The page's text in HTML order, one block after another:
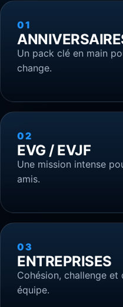
01
Un pack clé en main
change.
02
EVG / EVJF
Une mission intense
amis.
03
ENTREPRISES
Cohésion, challenge
équipe.